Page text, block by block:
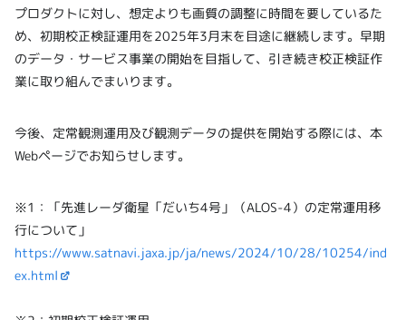
プロダクトに対し、想定よりも画質の調整に時間を要しているた
め、初期校正検証運用を2025年3月末を目途に継続します。早期
のデータ・サービス事業の開始を目指して、引き続き校正検証作
業に取り組んでまいります。
今後、定常観測運用及び観測データの提供を開始する際には、本
Webページでお知らせします。
※1：「先進レーダ衛星「だいち4号」（ALOS-4）の定常運用移
行について」
https://www.satnavi.jaxa.jp/ja/news/2024/10/28/10254/ind
ex.html